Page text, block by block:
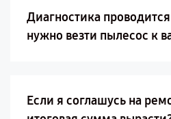
Диагностика
нужно везти пылесос к
Если я соглашусь на